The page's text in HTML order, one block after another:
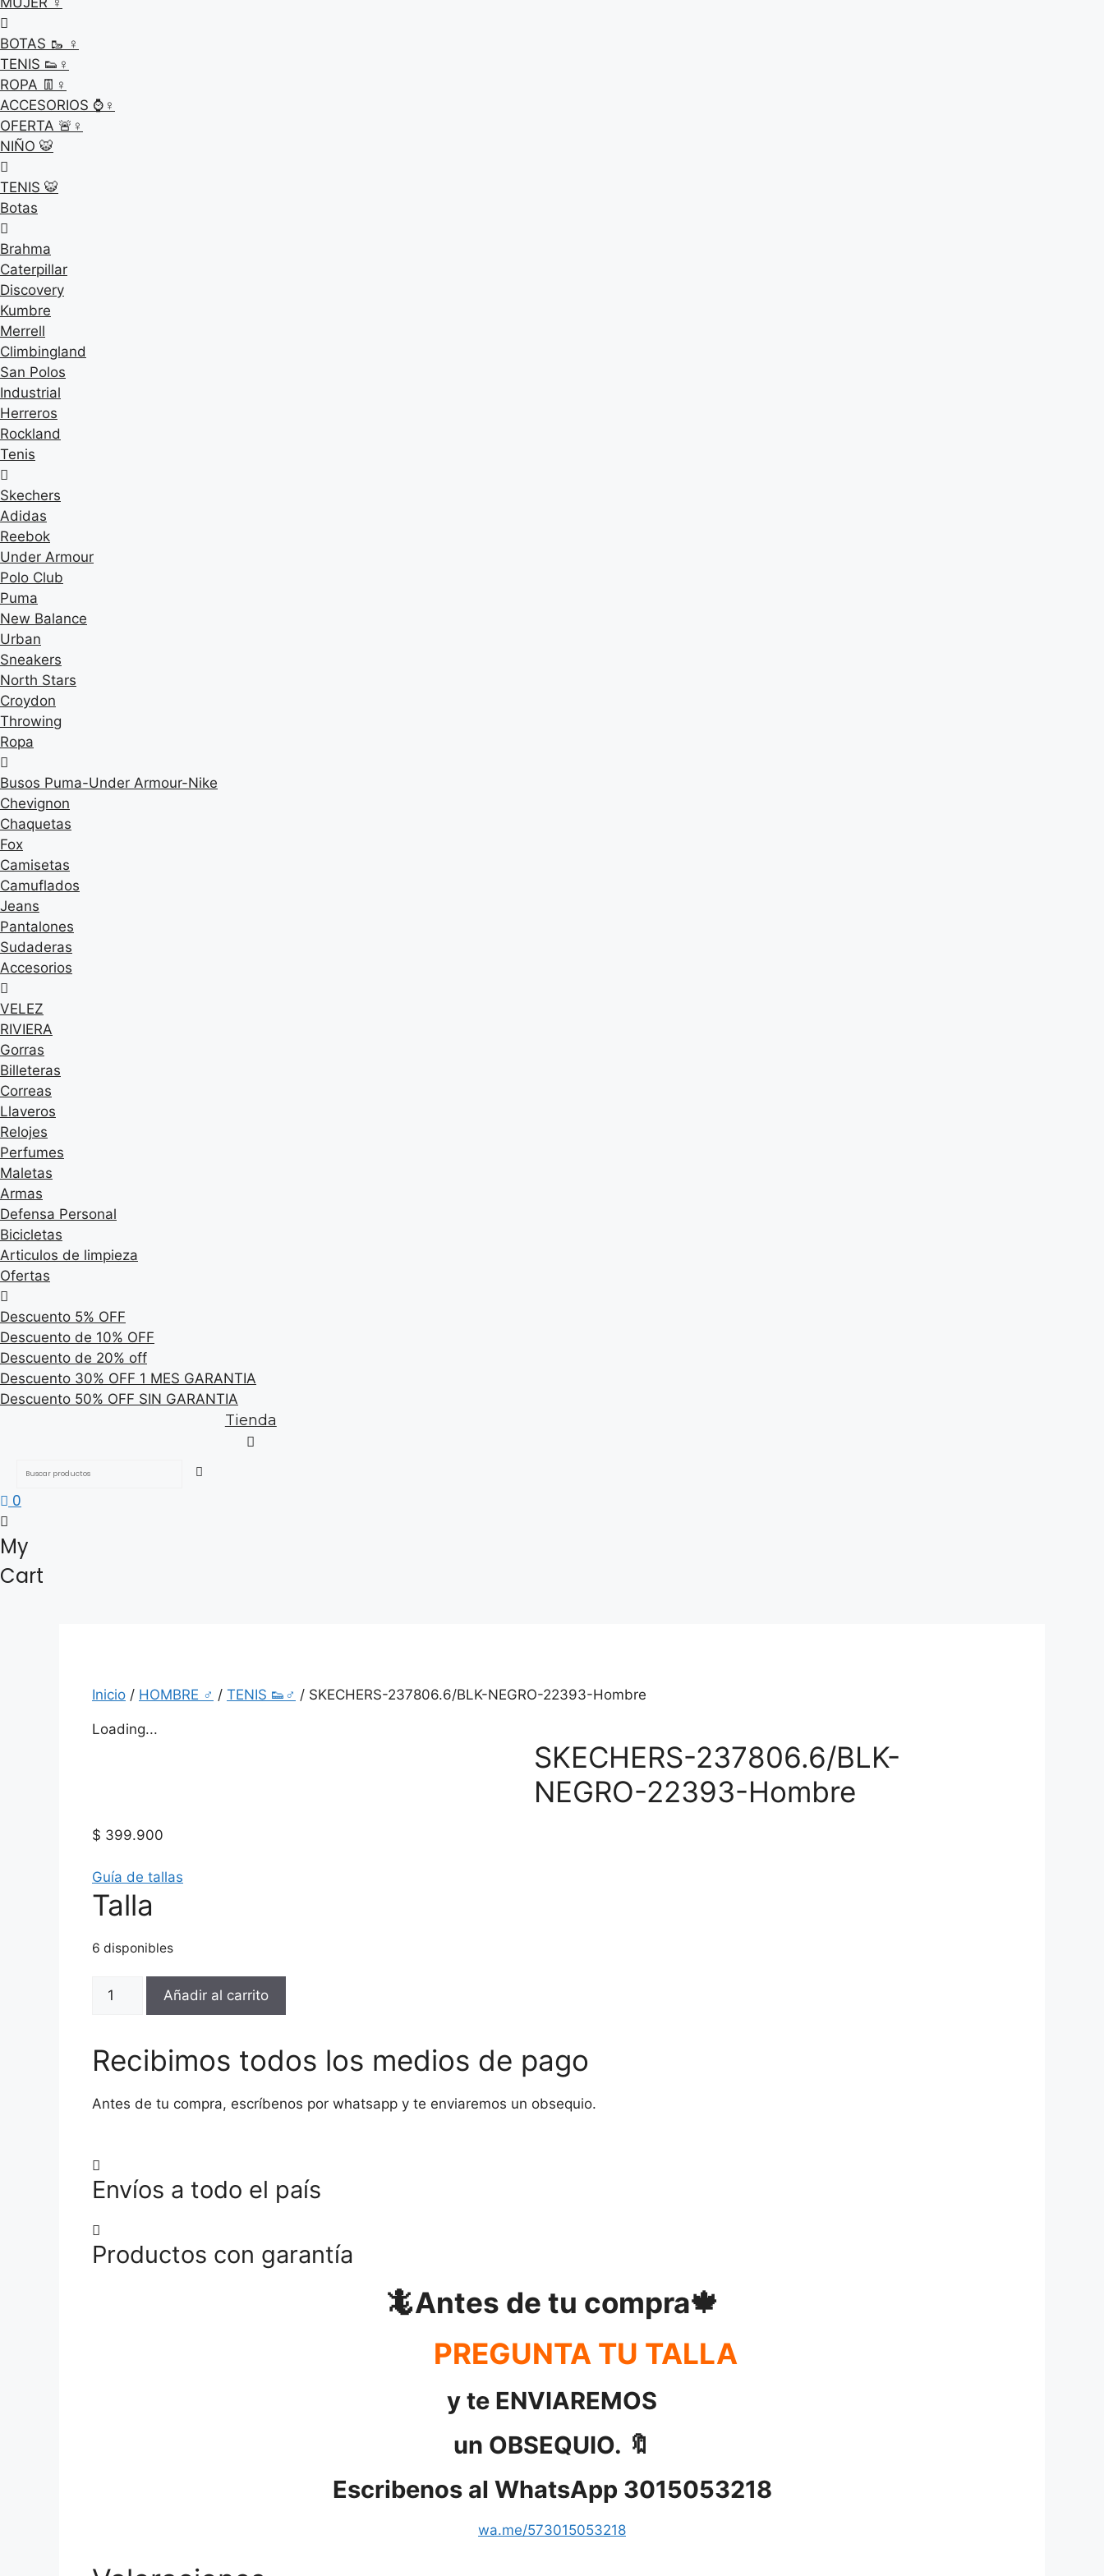
BOTAS 🥾 ♀
TENIS 👟♀
ROPA 👖♀
ACCESORIOS ⌚♀
OFERTA 🚨♀
NIÑO 🐯
TENIS 🐯
Botas
Brahma
Caterpillar
Discovery
Kumbre
Merrell
Climbingland
San Polos
Industrial
Herreros
Rockland
Tenis
Skechers
Adidas
Reebok
Under Armour
Polo Club
Puma
New Balance
Urban
Sneakers
North Stars
Croydon
Throwing
Ropa
Busos Puma-Under Armour-Nike
Chevignon
Chaquetas
Fox
Camisetas
Camuflados
Jeans
Pantalones
Sudaderas
Accesorios
VELEZ
RIVIERA
Gorras
Billeteras
Correas
Llaveros
Relojes
Perfumes
Maletas
Armas
Defensa Personal
Bicicletas
Articulos de limpieza
Ofertas
Descuento 5% OFF
Descuento de 10% OFF
Descuento de 20% off
Descuento 30% OFF 1 MES GARANTIA
Descuento 50% OFF SIN GARANTIA
Tienda
0
My
Cart
Inicio / HOMBRE ♂ / TENIS 👟♂ / SKECHERS-237806.6/BLK-NEGRO-22393-Hombre
Loading...
SKECHERS-237806.6/BLK-
NEGRO-22393-Hombre
$ 399.900
Guía de tallas
Talla
6 disponibles
237806.6/BLK-
22393-
Hombre
Añadir al carrito
Recibimos todos los medios de pago
Antes de tu compra, escríbenos por whatsapp y te enviaremos un obsequio.
Envíos a todo el país
Productos con garantía
🦎Antes de tu compra🍁
PREGUNTA TU TALLA
y te ENVIAREMOS
un OBSEQUIO. 🔖
Escribenos al WhatsApp 3015053218
wa.me/573015053218